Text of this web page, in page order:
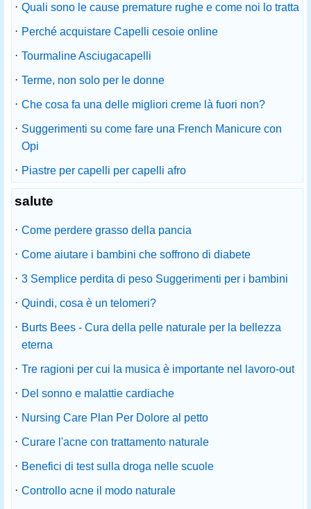
· Quali sono le cause premature rughe e come noi lo tratta
· Perché acquistare Capelli cesoie online
· Tourmaline Asciugacapelli
· Terme, non solo per le donne
· Che cosa fa una delle migliori creme là fuori non?
· Suggerimenti su come fare una French Manicure con
Opi
· Piastre per capelli per capelli afro
salute
· Come perdere grasso della pancia
· Come aiutare i bambini che soffrono di diabete
· 3 Semplice perdita di peso Suggerimenti per i bambini
· Quindi, cosa è un telomeri?
· Burts Bees - Cura della pelle naturale per la bellezza
eterna
· Tre ragioni per cui la musica è importante nel lavoro-out
· Del sonno e malattie cardiache
· Nursing Care Plan Per Dolore al petto
· Curare l'acne con trattamento naturale
· Benefici di test sulla droga nelle scuole
· Controllo acne il modo naturale